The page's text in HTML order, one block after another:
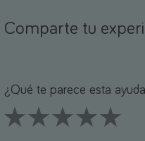
Comparte tu
¿Qué te parece esta